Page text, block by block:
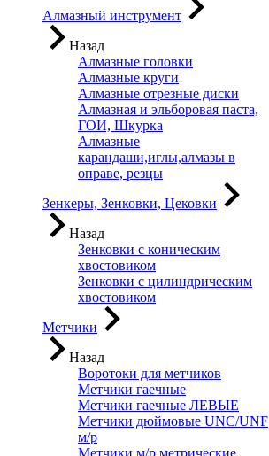
Алмазный инструмент
Назад
Алмазные головки
Алмазные круги
Алмазные отрезные диски
Алмазная и эльборовая паста,
ГОИ, Шкурка
Алмазные
карандаши,иглы,алмазы в
оправе, резцы
Зенкеры, Зенковки, Цековки
Назад
Зенковки с коническим
хвостовиком
Зенковки с цилиндрическим
хвостовиком
Метчики
Назад
Воротоки для метчиков
Метчики гаечные
Метчики гаечные ЛЕВЫЕ
Метчики дюймовые UNC/UNF
м/р
Метчики м/р метрические